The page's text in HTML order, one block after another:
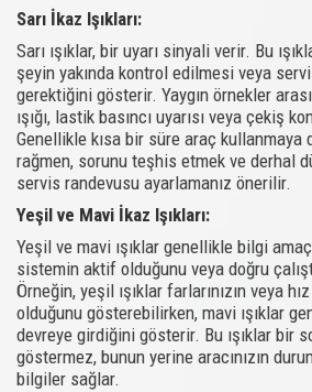
Sarı İkaz Işıkları:
Sarı ışıklar, bir uyarı sinyali verir. Bu
şeyin yakında kontrol edilmesi veya
gerektiğini gösterir. Yaygın örnekler
ışığı, lastik basıncı uyarısı veya çekiş
Genellikle kısa bir süre araç kullanmaya
rağmen, sorunu teşhis etmek ve derhal
servis randevusu ayarlamanız önerilir.
Yeşil ve Mavi İkaz Işıkları:
Yeşil ve mavi ışıklar genellikle bilgi
sistemin aktif olduğunu veya doğru
Örneğin, yeşil ışıklar farlarınızın veya
olduğunu gösterebilirken, mavi ışıklar
devreye girdiğini gösterir. Bu ışıklar bir
göstermez, bunun yerine aracınızın
bilgiler sağlar.